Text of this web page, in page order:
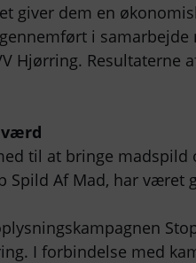
giver dem en
i
Hjørring.
til at bringe madspild
Spild Af Mad, har været
I forbindelse med